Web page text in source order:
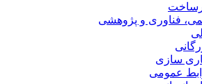
فناوری و پژوهشی
سازی
عمومی